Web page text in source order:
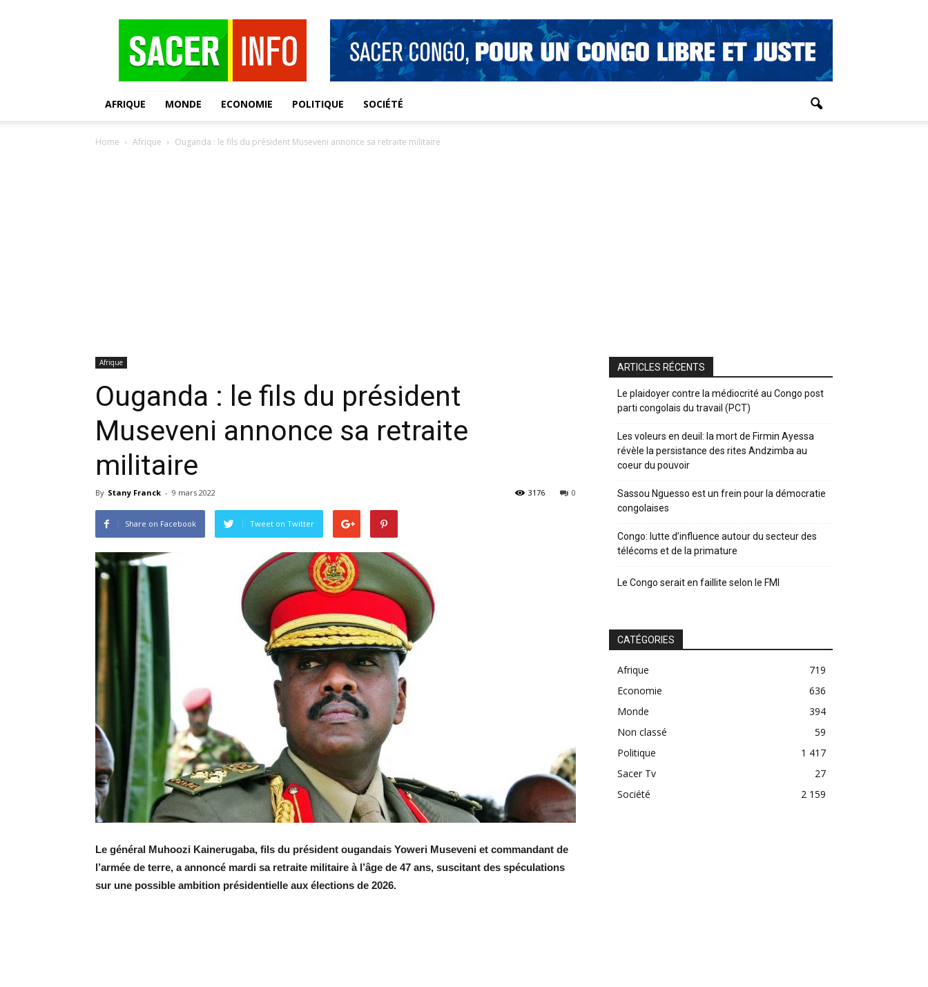
AFRIQUE MONDE ECONOMIE POLITIQUE SOCIÉTÉ
Home Afrique Ouganda : le fils du président Museveni annonce sa retraite militaire
Afrique
Ouganda : le fils du président
Museveni annonce sa retraite
militaire
By Stany Franck - 9 mars 2022 0
3176
Share on Facebook Tweet on Twitter
Le général Muhoozi Kainerugaba, fils du président ougandais Yoweri Museveni et commandant de
l’armée de terre, a annoncé mardi sa retraite militaire à l’âge de 47 ans, suscitant des spéculations
sur une possible ambition présidentielle aux élections de 2026.
ARTICLES RÉCENTS
Le plaidoyer contre la médiocrité au Congo post
parti congolais du travail (PCT)
Les voleurs en deuil: la mort de Firmin Ayessa
révèle la persistance des rites Andzimba au
coeur du pouvoir
Sassou Nguesso est un frein pour la démocratie
congolaises
Congo: lutte d’influence autour du secteur des
télécoms et de la primature
Le Congo serait en faillite selon le FMI
CATÉGORIES
Afrique
719
Economie
636
Monde
394
Non classé
59
Politique
1 417
Sacer Tv
27
Société
2 159